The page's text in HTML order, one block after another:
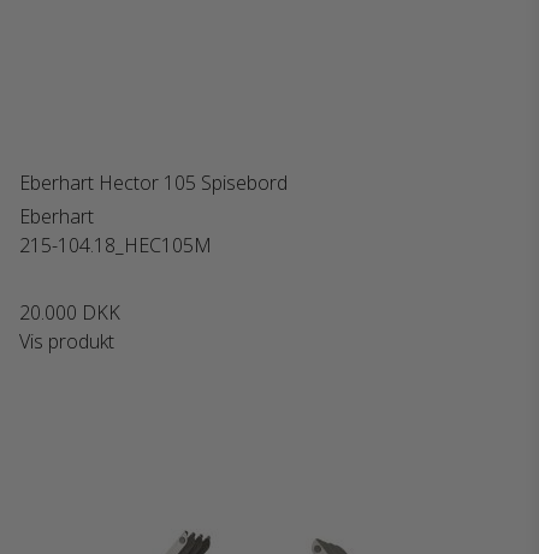
Eberhart Hector 105 Spisebord
Eberhart
215-104.18_HEC105M
20.000 DKK
Vis produkt